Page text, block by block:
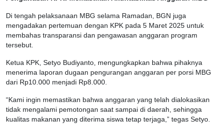
Di tengah pelaksanaan MBG selama Ramadan, BGN juga
mengadakan pertemuan dengan KPK pada 5 Maret 2025 untuk
membahas transparansi dan pengawasan anggaran program
tersebut.
Ketua KPK, Setyo Budiyanto, mengungkapkan bahwa pihaknya
menerima laporan dugaan pengurangan anggaran per porsi MBG
dari Rp10.000 menjadi Rp8.000.
“Kami ingin memastikan bahwa anggaran yang telah dialokasikan
tidak mengalami pemotongan saat sampai di daerah, sehingga
kualitas makanan yang diterima siswa tetap terjaga,” tegas Setyo.